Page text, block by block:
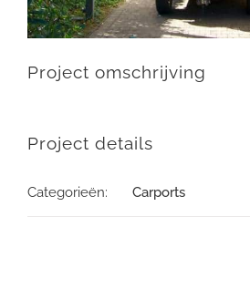
Project omschrijving
Project details
Categorieën: Carports